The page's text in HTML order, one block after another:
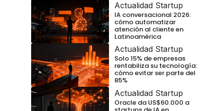
Actualidad Startup
IA conversacional 2026:
cómo automatizar
atención al cliente en
Latinoamérica
Actualidad Startup
Solo 15% de empresas
rentabiliza su tecnología:
cómo evitar ser parte del
85%
Actualidad Startup
Oracle da US$60.000 a